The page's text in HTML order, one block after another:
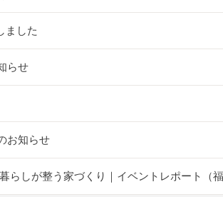
ました
らせ
お知らせ
らしが整う家づくり｜イベントレポート（